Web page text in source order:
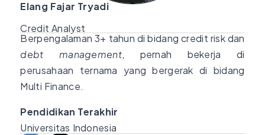
Elang Fajar Tryadi
Credit Analyst
Berpengalaman 3+ tahun di bidang credit risk dan
debt management, pernah bekerja di
perusahaan ternama yang bergerak di bidang
Multi Finance.
Pendidikan Terakhir
Universitas Indonesia